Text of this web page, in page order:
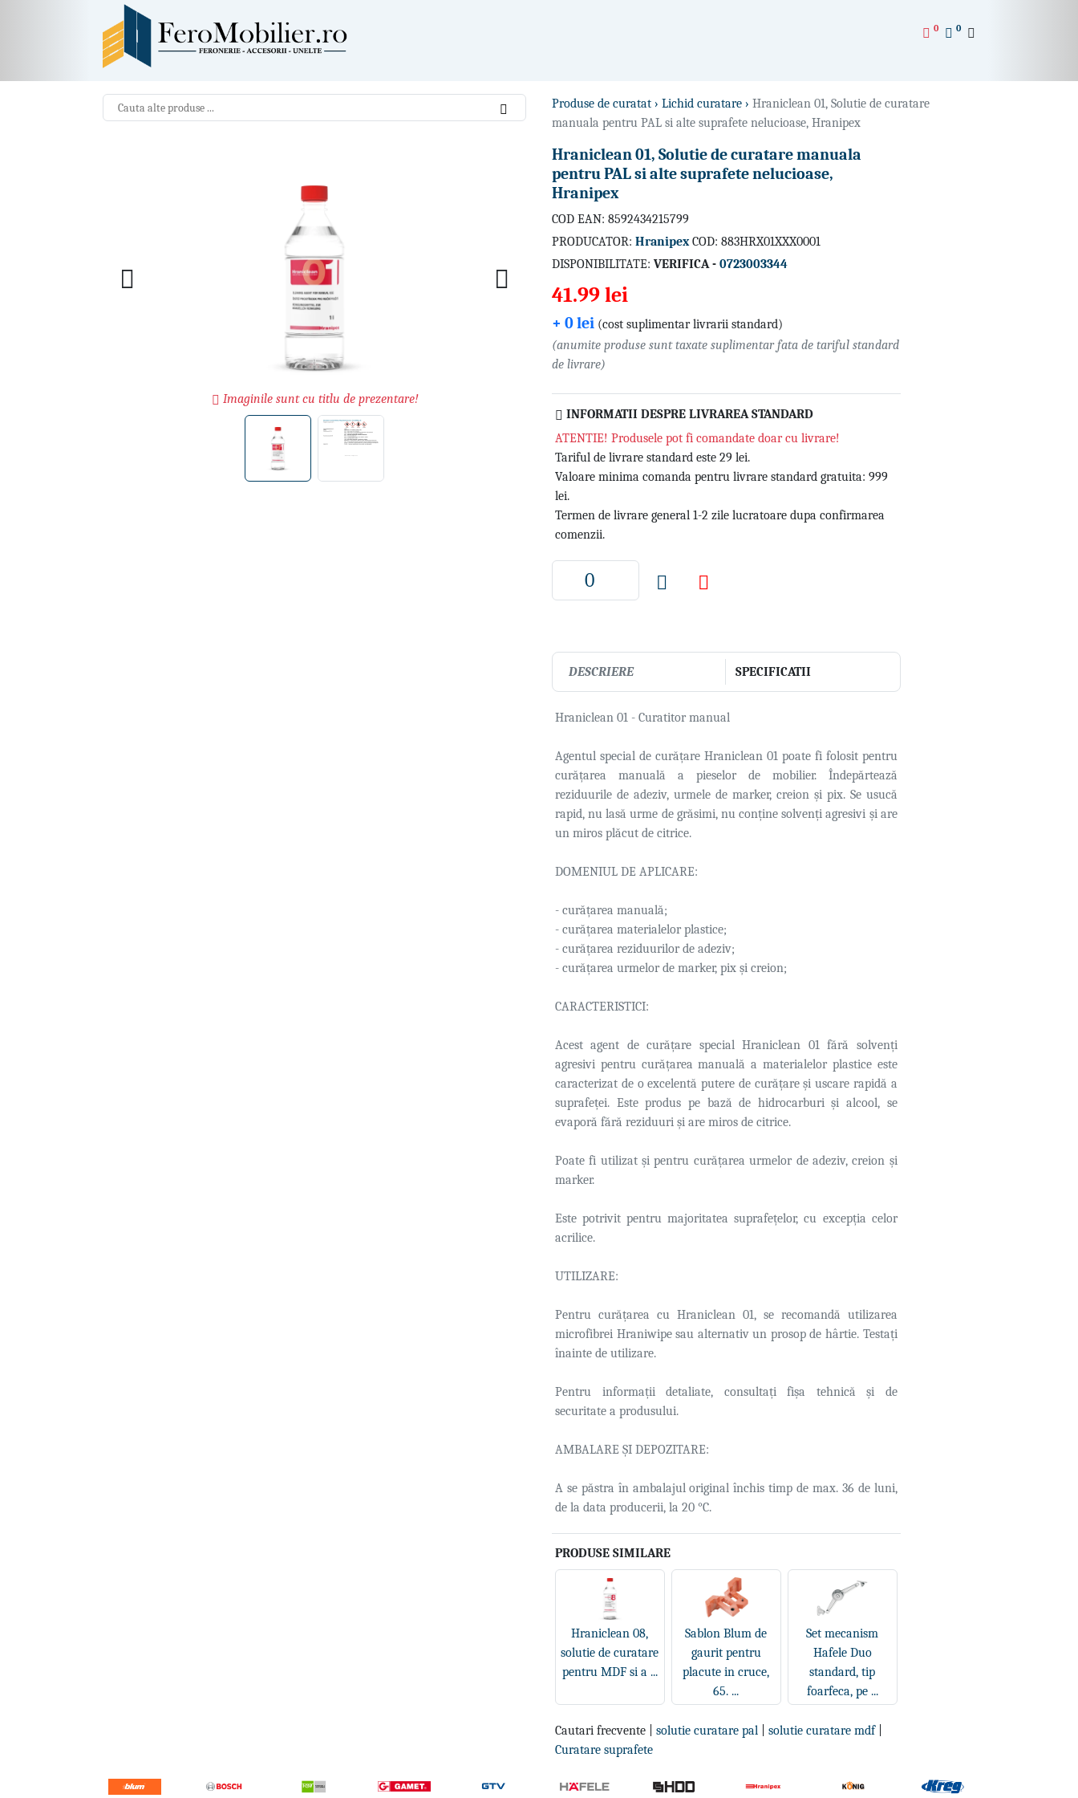
0
0
Produse de curatat › Lichid curatare › Hraniclean 01, Solutie de curatare
manuala pentru PAL si alte suprafete nelucioase, Hranipex
Imaginile sunt cu titlu de prezentare!
Hraniclean 01, Solutie de curatare manuala
pentru PAL si alte suprafete nelucioase,
Hranipex
COD EAN: 8592434215799
PRODUCATOR: HranipexCOD: 883HRX01XXX0001
DISPONIBILITATE: VERIFICA - 0723003344
41.99 lei
+ 0 lei (cost suplimentar livrarii standard)
(anumite produse sunt taxate suplimentar fata de tariful standard
de livrare)
INFORMATII DESPRE LIVRAREA STANDARD
ATENTIE! Produsele pot fi comandate doar cu livrare!
Tariful de livrare standard este 29 lei.
Valoare minima comanda pentru livrare standard gratuita: 999
lei.
Termen de livrare general 1-2 zile lucratoare dupa confirmarea
comenzii.
DESCRIERE SPECIFICATII
Hraniclean 01 - Curatitor manual
Agentul special de curățare Hraniclean 01 poate fi folosit pentru
curățarea manuală a pieselor de mobilier. Îndepărtează
reziduurile de adeziv, urmele de marker, creion și pix. Se usucă
rapid, nu lasă urme de grăsimi, nu conține solvenți agresivi și are
un miros plăcut de citrice.
DOMENIUL DE APLICARE:
- curățarea manuală;
- curățarea materialelor plastice;
- curățarea reziduurilor de adeziv;
- curățarea urmelor de marker, pix și creion;
CARACTERISTICI:
Acest agent de curățare special Hraniclean 01 fără solvenți
agresivi pentru curățarea manuală a materialelor plastice este
caracterizat de o excelentă putere de curățare și uscare rapidă a
suprafeței. Este produs pe bază de hidrocarburi și alcool, se
evaporă fără reziduuri și are miros de citrice.
Poate fi utilizat și pentru curățarea urmelor de adeziv, creion și
marker.
Este potrivit pentru majoritatea suprafețelor, cu excepția celor
acrilice.
UTILIZARE:
Pentru curățarea cu Hraniclean 01, se recomandă utilizarea
microfibrei Hraniwipe sau alternativ un prosop de hârtie. Testați
înainte de utilizare.
Pentru informații detaliate, consultați fișa tehnică și de
securitate a produsului.
AMBALARE ȘI DEPOZITARE:
A se păstra în ambalajul original închis timp de max. 36 de luni,
de la data producerii, la 20 °C.
PRODUSE SIMILARE
Hraniclean 08,
solutie de curatare
pentru MDF si a ...
Sablon Blum de
gaurit pentru
placute in cruce,
65. ...
Set mecanism
Hafele Duo
standard, tip
foarfeca, pe ...
Cautari frecvente | solutie curatare pal solutie curatare mdf|
Curatare suprafete